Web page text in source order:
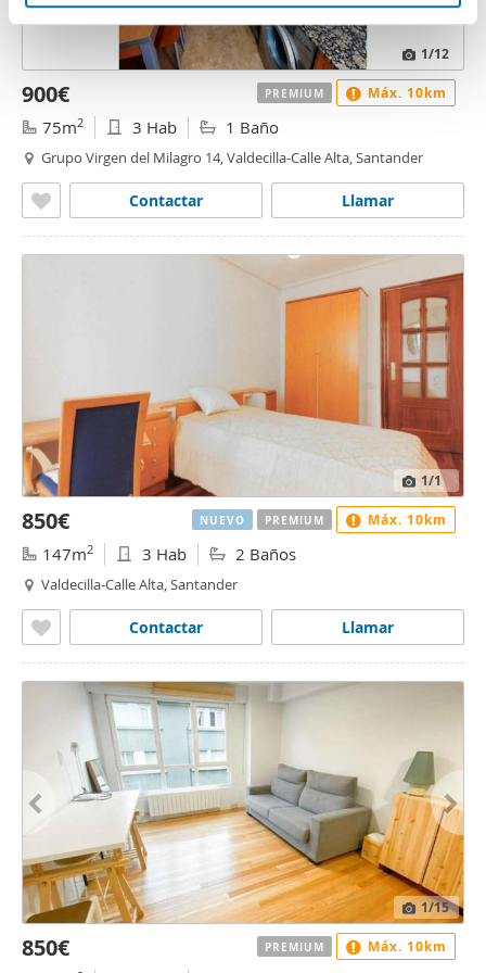
partir del uso que haya hecho de sus servicios.
n
1/12
900€
75m2 3 Hab 1 Baño
Grupo Virgen del Milagro 14, Valdecilla-Calle Alta, Santander
Llamar
Contactar
PREMIUM Máx. 10km
1/1
850€
147m2 3 Hab 2 Baños
Valdecilla-Calle Alta, Santander
Llamar
Contactar
NUEVO PREMIUM Máx. 10km
1/15
850€ PREMIUM Máx. 10km